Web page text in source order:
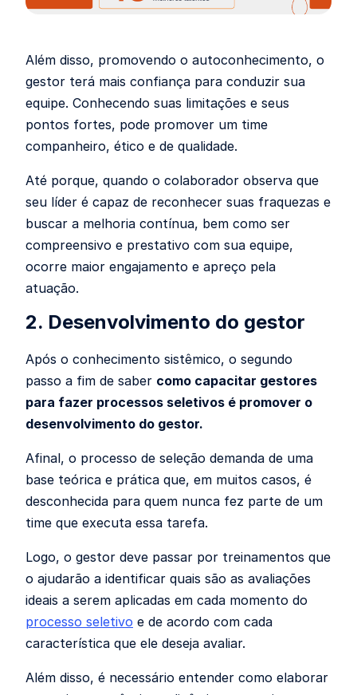
Além disso, promovendo o autoconhecimento, o
gestor terá mais confiança para conduzir sua
equipe. Conhecendo suas limitações e seus
pontos fortes, pode promover um time
companheiro, ético e de qualidade.
Até porque, quando o colaborador observa que
seu líder é capaz de reconhecer suas fraquezas e
buscar a melhoria contínua, bem como ser
compreensivo e prestativo com sua equipe,
ocorre maior engajamento e apreço pela
atuação.
2. Desenvolvimento do gestor
Após o conhecimento sistêmico, o segundo
passo a fim de saber como capacitar gestores
para fazer processos seletivos é promover o
desenvolvimento do gestor.
Afinal, o processo de seleção demanda de uma
base teórica e prática que, em muitos casos, é
desconhecida para quem nunca fez parte de um
time que executa essa tarefa.
Logo, o gestor deve passar por treinamentos que
o ajudarão a identificar quais são as avaliações
ideais a serem aplicadas em cada momento do
processo seletivo e de acordo com cada
característica que ele deseja avaliar.
Além disso, é necessário entender como elaborar